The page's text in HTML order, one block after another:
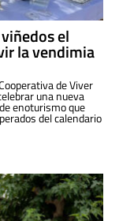
el
la vendimia
de Viver
una nueva
enoturismo que
del calendario